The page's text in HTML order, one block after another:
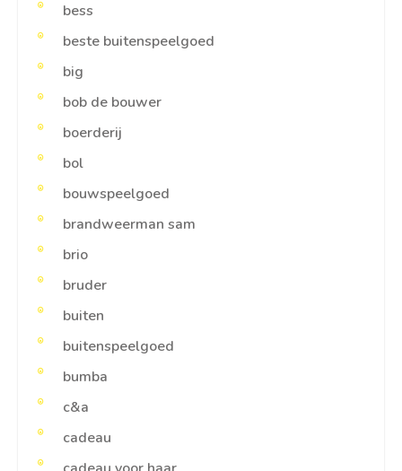
bess
beste buitenspeelgoed
big
bob de bouwer
boerderij
bol
bouwspeelgoed
brandweerman sam
brio
bruder
buiten
buitenspeelgoed
bumba
c&a
cadeau